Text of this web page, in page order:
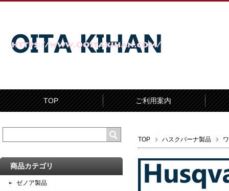
TOP ご利用案内
TOP ハスクバーナ製品
商品カテゴリ
ゼノア製品